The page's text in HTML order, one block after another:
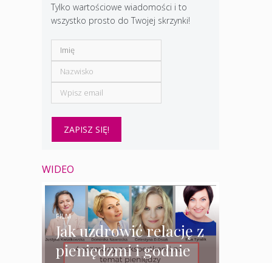
Tylko wartościowe wiadomości i to
wszystko prosto do Twojej skrzynki!
WIDEO
Jak uzdrowić relację z
pieniędzmi i godnie
FILM